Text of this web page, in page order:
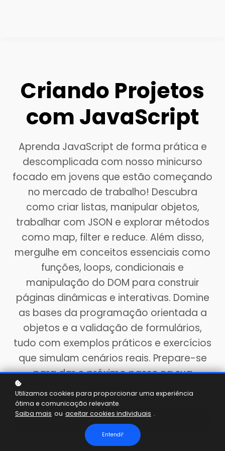
Criando Projetos
com JavaScript
Aprenda JavaScript de forma prática e
descomplicada com nosso minicurso
focado em jovens que estão começando
no mercado de trabalho! Descubra
como criar listas, manipular objetos,
trabalhar com JSON e explorar métodos
como map, filter e reduce. Além disso,
mergulhe em conceitos essenciais como
funções, loops, condicionais e
manipulação do DOM para construir
páginas dinâmicas e interativas. Domine
as bases da programação orientada a
objetos e a validação de formulários,
tudo com exemplos práticos e exercícios
que simulam cenários reais. Prepare-se
para dar o próximo passo na sua
carreira!
Utilizamos cookies para proporcionar uma experiência
ótima e comunicação relevante.
Saiba mais ou aceitar cookies individuais .
Entendi!